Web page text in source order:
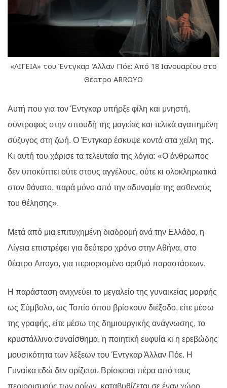
«ΛΙΓΕΙΑ» του Έντγκαρ Άλλαν Πόε: Από 18 Ιανουαρίου στο
Θέατρο ARROYO
Αυτή που για τον Έντγκαρ υπήρξε φίλη και μνηστή,
σύντροφος στην σπουδή της μαγείας και τελικά αγαπημένη
σύζυγος στη ζωή. Ο Έντγκαρ έσκυψε κοντά στα χείλη της.
Κι αυτή του χάρισε τα τελευταία της λόγια: «Ο άνθρωπος
δεν υποκύπτει ούτε στους αγγέλους, ούτε κι ολοκληρωτικά
στον θάνατο, παρά μόνο από την αδυναμία της ασθενούς
του θέλησης».
Μετά από μια επιτυχημένη διαδρομή ανά την Ελλάδα, η
Λίγεια επιστρέφει για δεύτερο χρόνο στην Αθήνα, στο
θέατρο Arroyo, για περιορισμένο αριθμό παραστάσεων.
Η παράσταση ανιχνεύει το μεγαλείο της γυναικείας μορφής
ως Σύμβολο, ως Τοπίο όπου βρίσκουν διέξοδο, είτε μέσω
της γραφής, είτε μέσω της δημιουργικής ανάγνωσης, το
κρυστάλλινο συναίσθημα, η ποιητική ευφυία κι η ερεβώδης
μουσικότητα των λέξεων του Έντγκαρ Άλλαν Πόε. Η
Γυναίκα εδώ δεν ορίζεται. Βρίσκεται πέρα από τους